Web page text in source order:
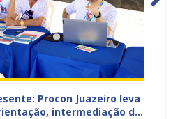
Procon Juazeiro leva
intermediação de